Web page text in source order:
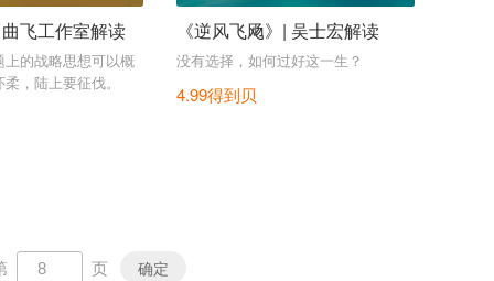
飞工作室解读
的战略思想可以概
，陆上要征伐。
《逆风飞飏》| 吴士宏解读
没有选择，如何过好这一生？
4.99得到贝
页 确定